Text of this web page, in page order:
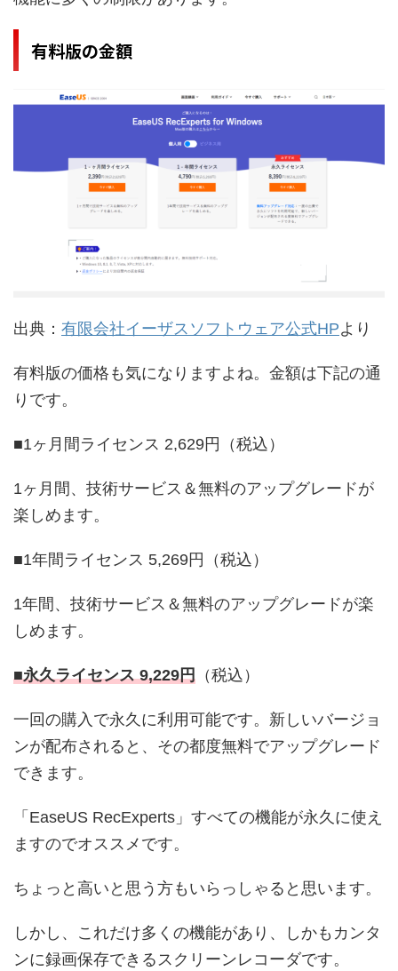
有料版の金額
出典： 有限会社イーザスソフトウェア公式HPより
有料版の価格も気になりますよね。金額は下記の通
りです。
■1ヶ月間ライセンス 2,629円（税込）
1ヶ月間、技術サービス＆無料のアップグレードが
楽しめます。
■1年間ライセンス 5,269円（税込）
1年間、技術サービス＆無料のアップグレードが楽
しめます。
■永久ライセンス 9,229円 （税込）
一回の購入で永久に利用可能です。新しいバージョ
ンが配布されると、その都度無料でアップグレード
できます。
「EaseUS RecExperts」すべての機能が永久に使え
ますのでオススメです。
ちょっと高いと思う方もいらっしゃると思います。
しかし、これだけ多くの機能があり、しかもカンタ
ンに録画保存できるスクリーンレコーダです。